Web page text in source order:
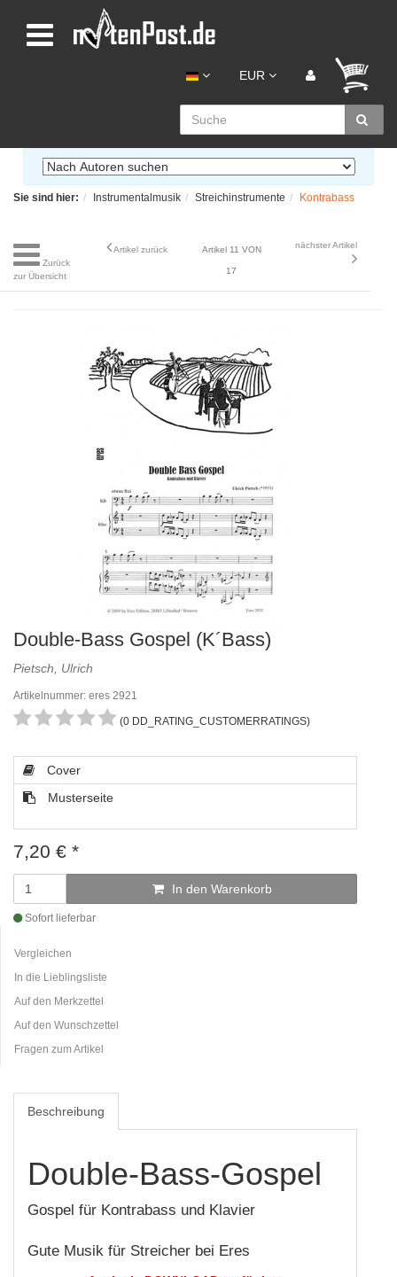
EUR
Sie sind hier: Instrumentalmusik Streichinstrumente Kontrabass
Zurück
zur Übersicht
Artikel zurück Artikel 11 VON
17
nächster Artikel
Double-Bass Gospel (K´Bass)
Pietsch, Ulrich
Artikelnummer: eres 2921
(0 DD_RATING_CUSTOMERRATINGS)
Cover
Musterseite
7,20 € *
In den Warenkorb
Sofort lieferbar
Vergleichen
In die Lieblingsliste
Auf den Merkzettel
Auf den Wunschzettel
Fragen zum Artikel
Beschreibung
Double-Bass-Gospel
Gospel für Kontrabass und Klavier
Gute Musik für Streicher bei Eres